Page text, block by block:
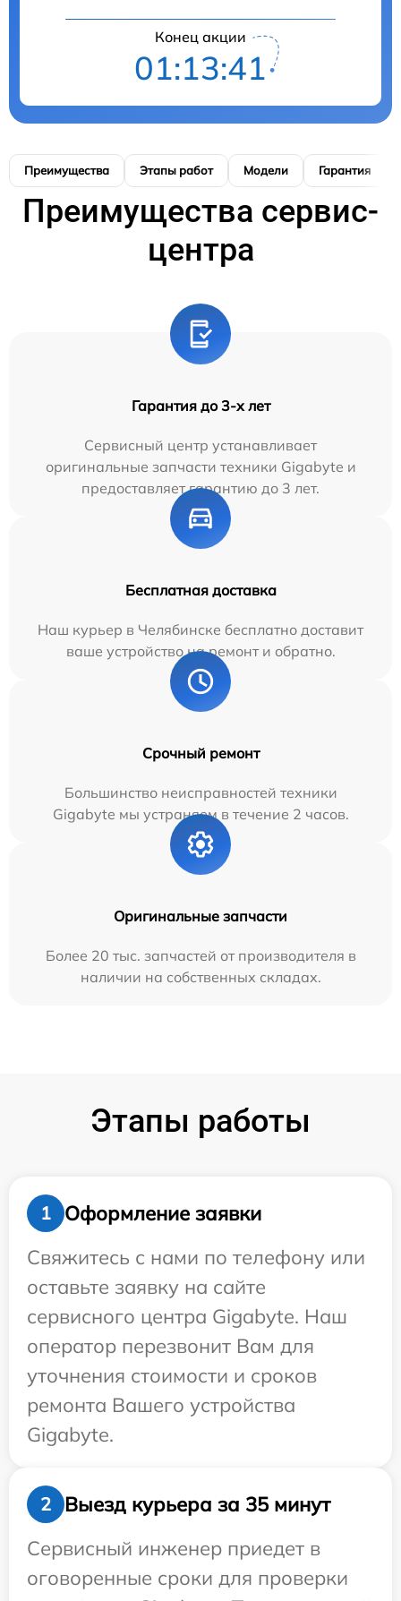
Конец акции
01:13:40
Преимущества Этапы работ Модели Гарантия
Преимущества сервис-
центра
Гарантия до 3-х лет
Сервисный центр устанавливает
оригинальные запчасти техники Gigabyte и
предоставляет гарантию до 3 лет.
Бесплатная доставка
Наш курьер в Челябинске бесплатно доставит
ваше устройство на ремонт и обратно.
Срочный ремонт
Большинство неисправностей техники
Gigabyte мы устраняем в течение 2 часов.
Оригинальные запчасти
Более 20 тыс. запчастей от производителя в
наличии на собственных складах.
Этапы работы
1
Оформление заявки
Свяжитесь с нами по телефону или
оставьте заявку на сайте
сервисного центра Gigabyte. Наш
оператор перезвонит Вам для
уточнения стоимости и сроков
ремонта Вашего устройства
Gigabyte.
2
Выезд курьера за 35 минут
Сервисный инженер приедет в
оговоренные сроки для проверки